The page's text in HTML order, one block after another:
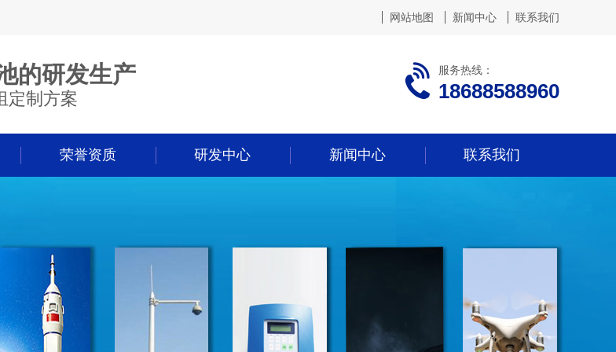
网站地图 新闻中心 联系我们
的研发生产
定制方案
服务热线：
18688588960
荣誉资质 研发中心 新闻中心 联系我们